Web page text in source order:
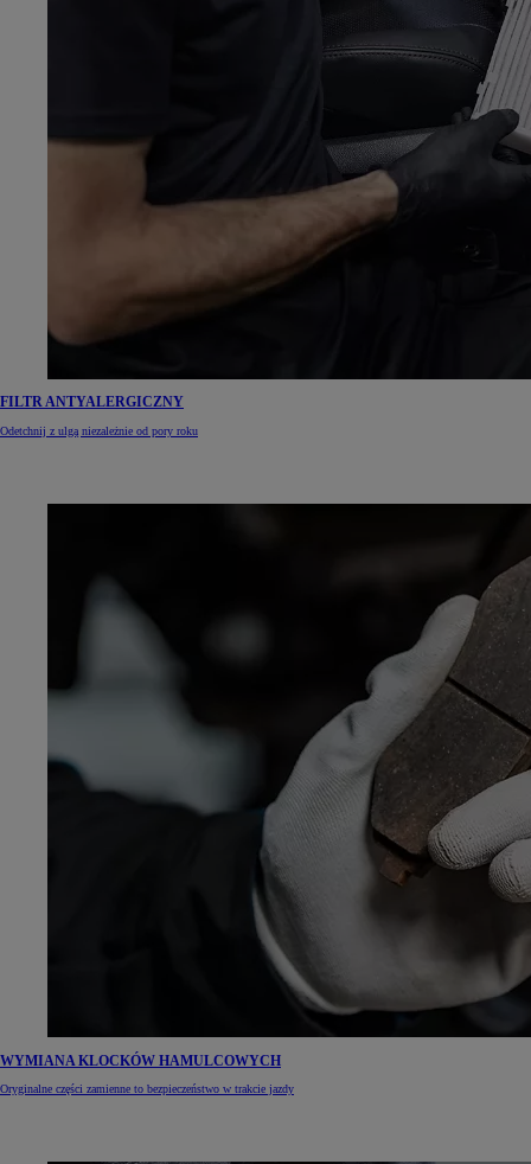
FILTR ANTYALERGICZNY
Odetchnij z ulgą niezależnie od pory roku
WYMIANA KLOCKÓW HAMULCOWYCH
Oryginalne części zamienne to bezpieczeństwo w trakcie jazdy